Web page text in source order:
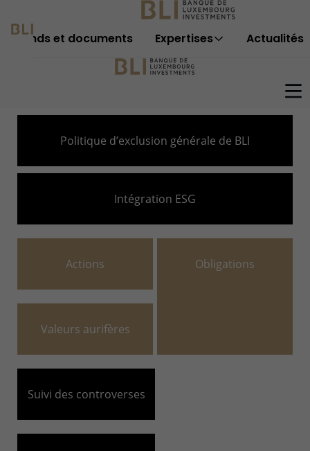
Politique d’exclusion générale de BLI
Intégration ESG
Actions
Valeurs aurifères
Obligations
Suivi des controverses